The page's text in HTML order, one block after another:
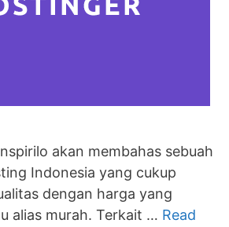
akan membahas sebuah
Indonesia yang cukup
dengan harga yang
alias murah. Terkait … Read